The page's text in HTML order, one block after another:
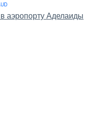
аэропорту Аделаиды